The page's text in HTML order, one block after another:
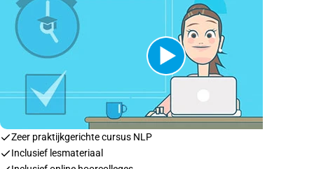
Zeer praktijkgerichte cursus NLP
Inclusief lesmateriaal